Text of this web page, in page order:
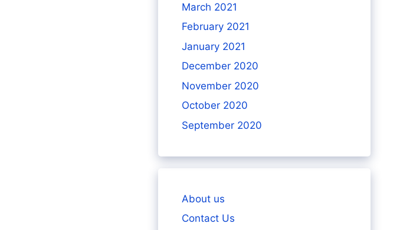
March 2021
February 2021
January 2021
December 2020
November 2020
October 2020
September 2020
About us
Contact Us